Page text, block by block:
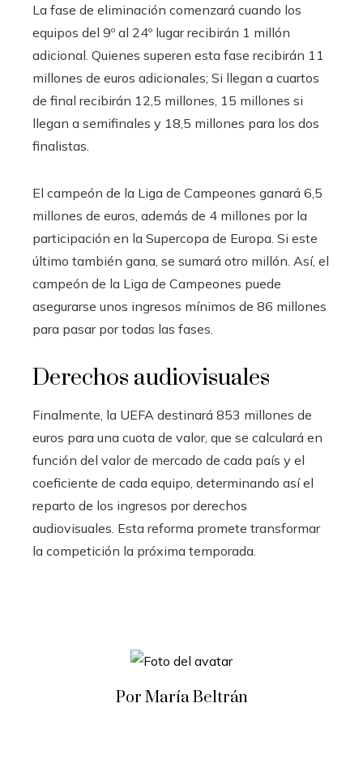
La fase de eliminación comenzará cuando los
equipos del 9º al 24º lugar recibirán 1 millón
adicional. Quienes superen esta fase recibirán 11
millones de euros adicionales; Si llegan a cuartos
de final recibirán 12,5 millones, 15 millones si
llegan a semifinales y 18,5 millones para los dos
finalistas.
El campeón de la Liga de Campeones ganará 6,5
millones de euros, además de 4 millones por la
participación en la Supercopa de Europa. Si este
último también gana, se sumará otro millón. Así, el
campeón de la Liga de Campeones puede
asegurarse unos ingresos mínimos de 86 millones
para pasar por todas las fases.
Derechos audiovisuales
Finalmente, la UEFA destinará 853 millones de
euros para una cuota de valor, que se calculará en
función del valor de mercado de cada país y el
coeficiente de cada equipo, determinando así el
reparto de los ingresos por derechos
audiovisuales. Esta reforma promete transformar
la competición la próxima temporada.
Por María Beltrán